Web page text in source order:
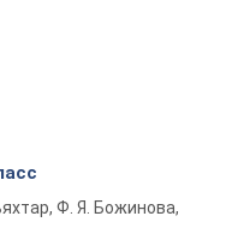
Ф. Я. Божинова,